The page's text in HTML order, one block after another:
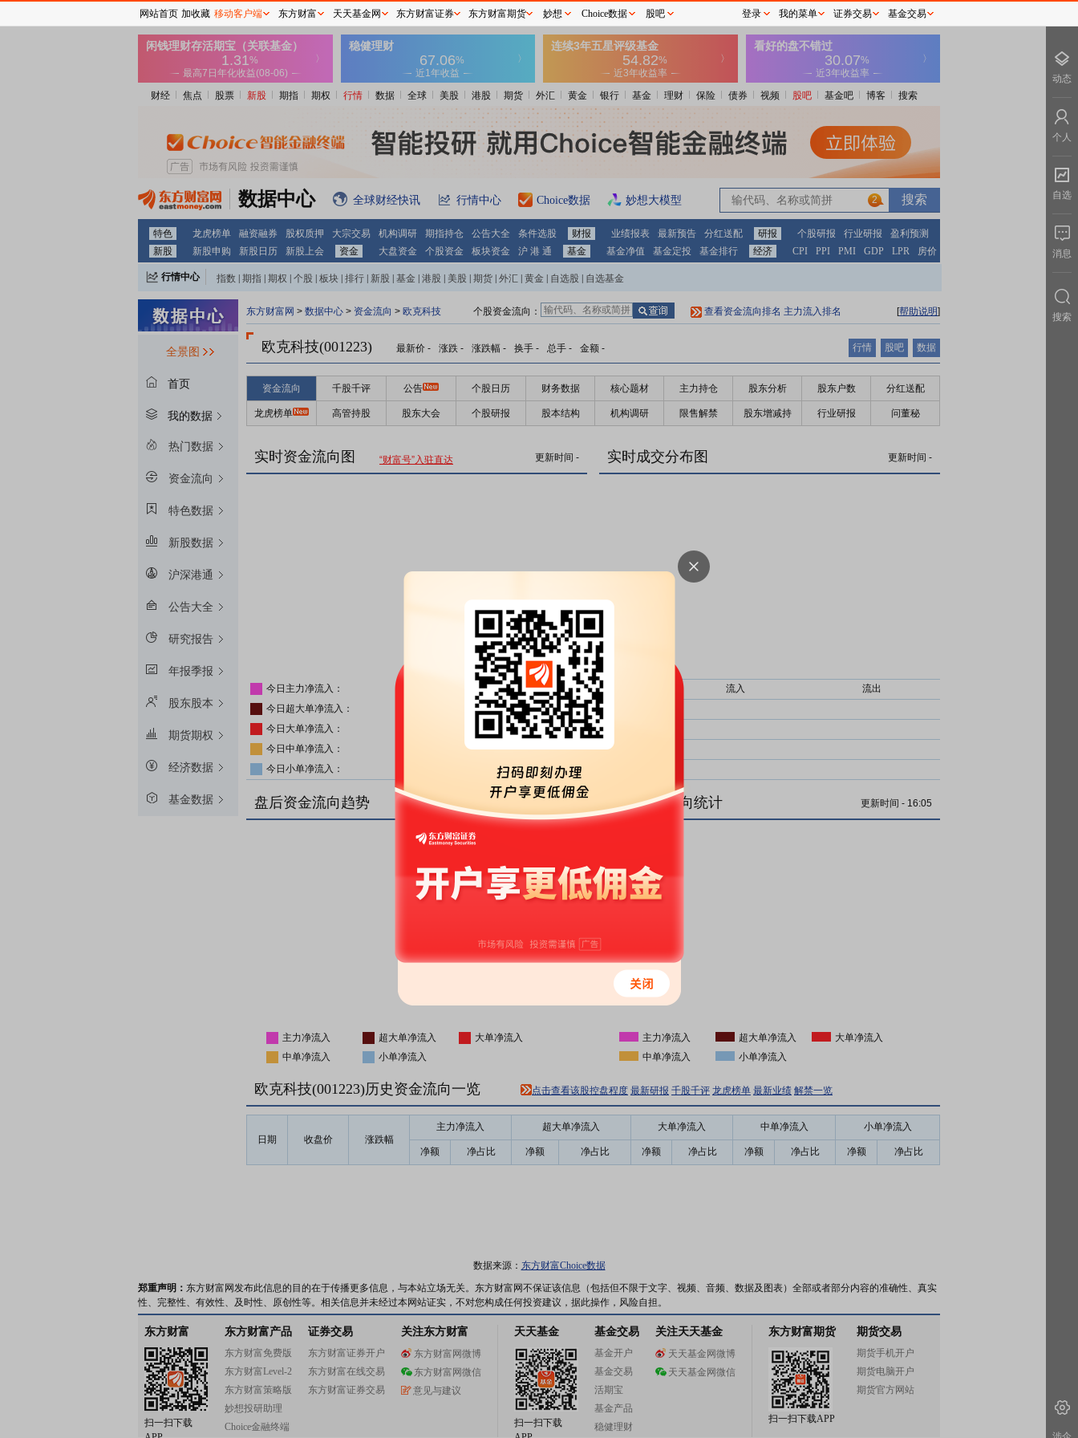
财经 焦点 股票 新股 期指 期权 行情 数据 全球 美股 港股 期货 外汇 黄金 银行 基金 理财 保险 债券 视频 股吧 基金吧 博客 搜索
数据中心 全球财经快讯 行情中心 Choice数据 妙想大模型 2
特色 龙虎榜单 融资融券 股权质押 大宗交易 机构调研 期指持仓 公告大全 条件选股 财报 业绩报表 最新预告 分红送配 研报 个股研报 行业研报
盈利预测
新股
新股申购 新股日历 新股上会 资金 大盘资金 个股资金 板块资金 沪 港 通 基金 基金净值 基金定投 基金排行 经济 CPI PPI PMI GDP LPR 房价
行情中心 指数 期指 期权 个股 板块 排行 新股 基金 港股 美股 期货 外汇 黄金 自选股 自选基金
全景图
首页
我的数据
热门数据
资金流向
特色数据
新股数据
沪深港通
公告大全
研究报告
年报季报
股东股本
期货期权
经济数据
基金数据
东方财富网 > 数据中心 > 资金流向 > 欧克科技 个股资金流向： 查看资金流向排名 主力流入排名 [帮助说明]
欧克科技(001223) 最新价 - 涨跌 - 涨跌幅 - 换手 - 总手 - 金额 - 行情 股吧 数据
资金流向 千股千评 公告 个股日历 财务数据 核心题材 主力持仓 股东分析 股东户数 分红送配
龙虎榜单 高管持股 股东大会 个股研报 股本结构 机构调研 限售解禁 股东增减持 行业研报 问董秘
实时资金流向图 “财富号”入驻直达 更新时间 -
今日主力净流入：
主力净比：
今日超大单净流入：
超大单净比：
今日大单净流入：
大单净比：
今日中单净流入：
中单净比：
今日小单净流入：
实时成交分布图 更新时间 -
流入
流出
盘后资金流向趋势
主力净流入 超大单净流入
大单净流入
中单净流入
小单净流入
盘后资金流向统计 更新时间 - 16:05
主力净流入 超大单净流入
大单净流入
中单净流入
小单净流入
欧克科技(001223)历史资金流向一览 点击查看该股控盘程度 最新研报 千股千评 龙虎榜单 最新业绩 解禁一览
日期 收盘价 涨跌幅
主力净流入 超大单净流入 大单净流入 中单净流入 小单净流入
净额 净占比 净额 净占比 净额 净占比 净额 净占比 净额 净占比
数据来源： 东方财富Choice数据
郑重声明： 东方财富网发布此信息的目的在于传播更多信息，与本站立场无关。东方财富网不保证该信息（包括但不限于文字、视频、音频、数据及图表）全部或者部分内容的准确性、真实
性、完整性、有效性、及时性、原创性等。相关信息并未经过本网站证实，不对您构成任何投资建议，据此操作，风险自担。
东方财富
扫一扫下载
东方财富产品
东方财富免费版
东方财富Level-2
东方财富策略版
妙想投研助理
Choice金融终端
证券交易
东方财富证券开户
东方财富在线交易
东方财富证券交易
关注东方财富
东方财富网微博
东方财富网微信
意见与建议
天天基金
扫一扫下载
基金交易
基金开户
基金交易
活期宝
基金产品
稳健理财
关注天天基金
天天基金网微博
天天基金网微信
东方财富期货
扫一扫下载APP
期货交易
期货手机开户
期货电脑开户
期货官方网站
网站首页 加收藏 移动客户端 东方财富 天天基金网 东方财富证券 东方财富期货 妙想 Choice数据 股吧 登录 我的菜单 证券交易 基金交易
动态
个人
自选
消息
搜索